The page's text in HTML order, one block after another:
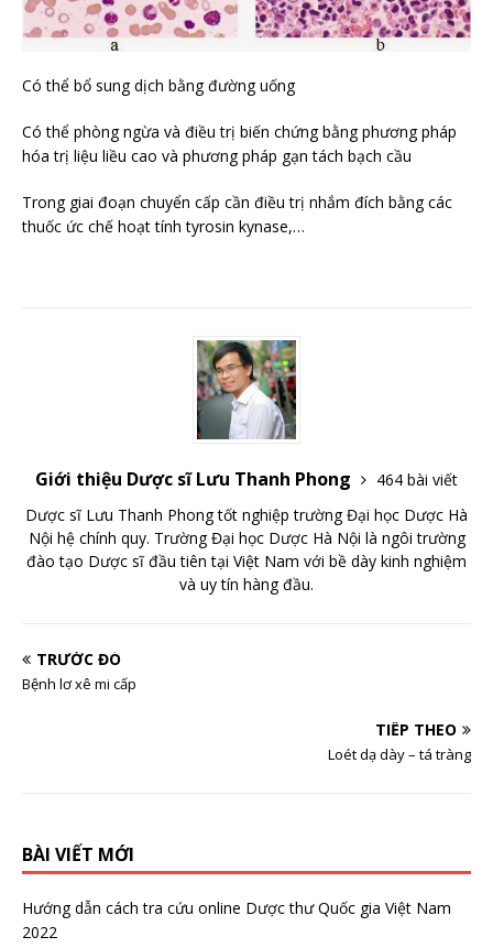
Có thể bổ sung dịch bằng đường uống
Có thể phòng ngừa và điều trị biến chứng bằng phương pháp
hóa trị liệu liều cao và phương pháp gạn tách bạch cầu
Trong giai đoạn chuyển cấp cần điều trị nhắm đích bằng các
thuốc ức chế hoạt tính tyrosin kynase,…
Giới thiệu Dược sĩ Lưu Thanh Phong
464 bài viết
Dược sĩ Lưu Thanh Phong tốt nghiệp trường Đại học Dược Hà
Nội hệ chính quy. Trường Đại học Dược Hà Nội là ngôi trường
đào tạo Dược sĩ đầu tiên tại Việt Nam với bề dày kinh nghiệm
và uy tín hàng đầu.
TRƯỚC ĐÓ
Bệnh lơ xê mi cấp
TIẾP THEO
Loét dạ dày – tá tràng
BÀI VIẾT MỚI
Hướng dẫn cách tra cứu online Dược thư Quốc gia Việt Nam
2022